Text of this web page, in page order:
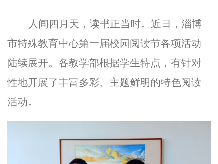
人间四月天，读书正当时。近日，淄博
市特殊教育中心第一届校园阅读节各项活动
陆续展开。各教学部根据学生特点，有针对
性地开展了丰富多彩、主题鲜明的特色阅读
活动。